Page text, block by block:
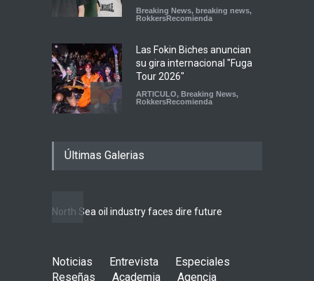
Breaking News, breaking news,
RokkersRecomienda
Las Fokin Biches anuncian
su gira internacional "Fuga
Tour 2026"
ARTICULO, Breaking News,
RokkersRecomienda
nuevo de Psychedelic Porn
RokkersRecomienda,Sin
categoría
en el Auditorio BB de la
Ciudad de México
Últimas Galerias
North Sea oil industry faces dire future
Noticias Entrevista
Especiales
Reseñas
Academia Agencia